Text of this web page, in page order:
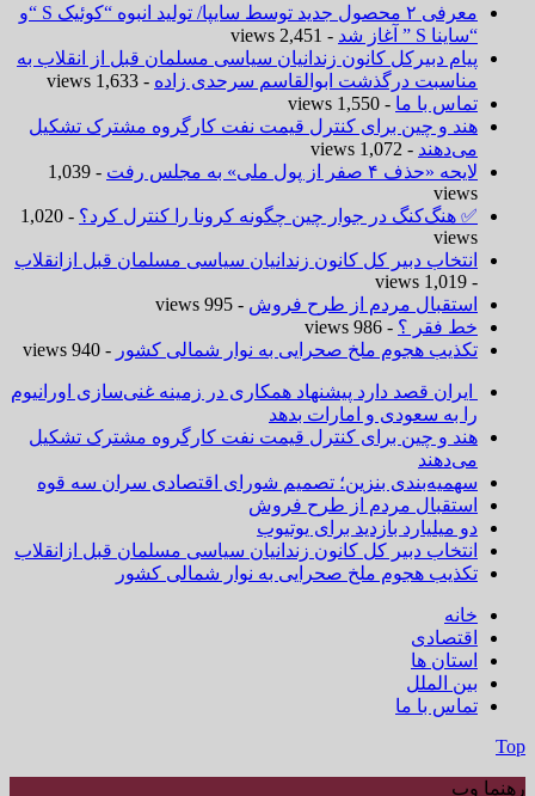
معرفی ۲ محصول جدید توسط سایپا/ تولید انبوه “کوئیک S “و
“ساینا S ” آغاز شد
- 2,451 views
پیام دبیرکل کانون زندانیان سیاسی مسلمان قبل از انقلاب به
مناسبت درگذشت ابوالقاسم سرحدی زاده - 1,633 views
تماس با ما - 1,550 views
هند و چین برای کنترل قیمت نفت کارگروه مشترک تشکیل
می‌دهند - 1,072 views
لایحه «حذف ۴ صفر از پول ملی» به مجلس رفت
- 1,039
views
✅ هنگ‌کنگ در جوار چین چگونه کرونا را کنترل کرد؟
- 1,020
views
انتخاب دبیر کل کانون زندانیان سیاسی مسلمان قبل ازانقلاب
- 1,019 views
استقبال مردم از طرح فروش - 995 views
خط فقر ؟ - 986 views
تکذیب هجوم ملخ صحرایی به نوار شمالی کشور - 940 views
ایران قصد دارد پیشنهاد همکاری در زمینه غنی‌سازی اورانیوم
را به سعودی و امارات بدهد
هند و چین برای کنترل قیمت نفت کارگروه مشترک تشکیل
می‌دهند
سهمیه‌بندی بنزین؛ تصمیم شورای اقتصادی سران سه قوه
استقبال مردم از طرح فروش
دو میلیارد بازدید برای یوتیوب
انتخاب دبیر کل کانون زندانیان سیاسی مسلمان قبل ازانقلاب
تکذیب هجوم ملخ صحرایی به نوار شمالی کشور
خانه
اقتصادی
استان ها
بین الملل
تماس با ما
Top
رهنما وب